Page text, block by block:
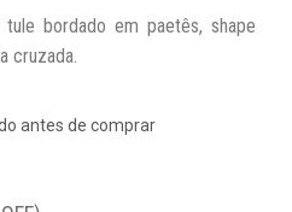
bordado em paetês, shape
cruzada.
antes de comprar